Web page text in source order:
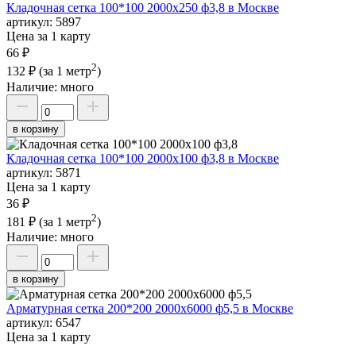
Кладочная сетка 100*100 2000х250 ф3,8 в Москве
артикул: 5897
Цена за 1 карту
66 ₽
132 ₽ (за 1 метр2)
Наличие: много
в корзину
Кладочная сетка 100*100 2000х100 ф3,8 в Москве
артикул: 5871
Цена за 1 карту
36 ₽
181 ₽ (за 1 метр2)
Наличие: много
в корзину
Арматурная сетка 200*200 2000х6000 ф5,5 в Москве
артикул: 6547
Цена за 1 карту